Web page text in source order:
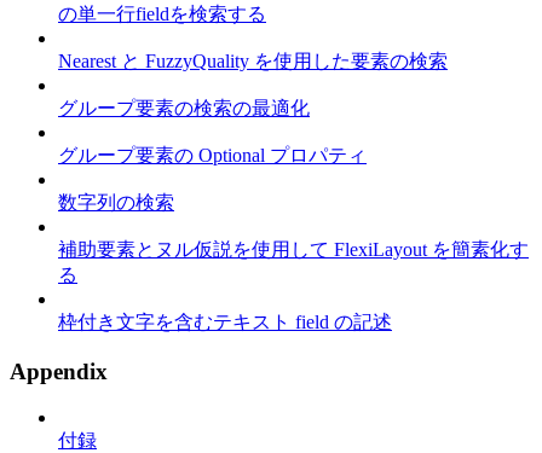
の単一行fieldを検索する
Nearest と FuzzyQuality を使用した要素の検索
グループ要素の検索の最適化
グループ要素の Optional プロパティ
数字列の検索
補助要素とヌル仮説を使用して FlexiLayout を簡素化す
る
枠付き文字を含むテキスト field の記述
Appendix
付録